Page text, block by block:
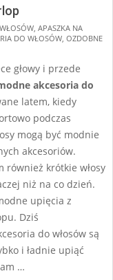
, APASZKA NA
DO WŁOSÓW, OZDOBNE
głowy i przede
akcesoria do
latem, kiedy
podczas
mogą być modnie
akcesoriów.
również krótkie włosy
niż na co dzień.
upięcia z
Dziś
do włosów są
i ładnie upiąć
…